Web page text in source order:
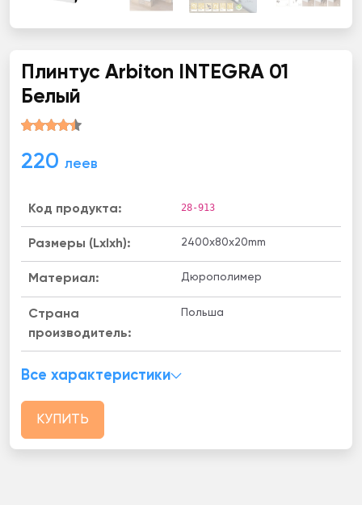
Плинтус Arbiton INТЕGRА 01
Белый
220 леев
Код продукта: 28-913
Размеры (Lxlxh): 2400х80х20mm
Материал: Дюрополимер
Страна
производитель:
Польша
Все характеристики
КУПИТЬ